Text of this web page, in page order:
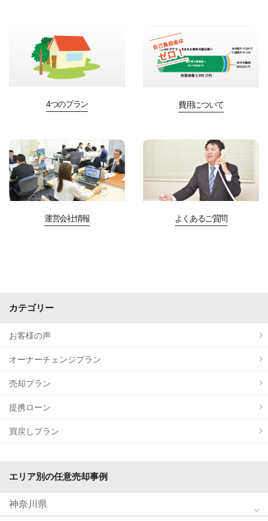
4つのプラン 費用について
運営会社情報 よくあるご質問
カテゴリー
お客様の声
オーナーチェンジプラン
売却プラン
提携ローン
買戻しプラン
エリア別の任意売却事例
神奈川県